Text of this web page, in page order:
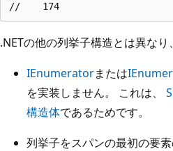
.NETの他の列挙子構造とは異なり、
IEnumeratorまたは
を実装しません。 これは、
構造体であるためです。
列挙子をスパンの最初の要